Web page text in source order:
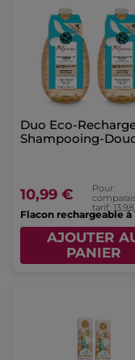
Duo Eco-
Shampooing-
10,99 €
Pour
tarif:
AJOUTER
PANIER